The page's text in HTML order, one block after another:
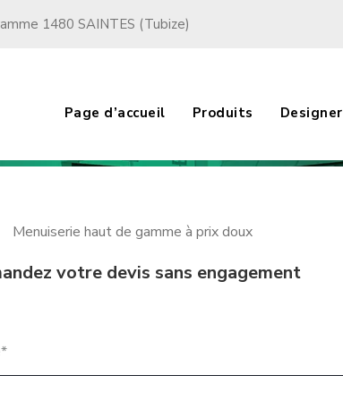
1480 SAINTES (Tubize)
Page d’accueil Produits Designer
Menuiserie haut de gamme à prix doux
votre devis sans engagement